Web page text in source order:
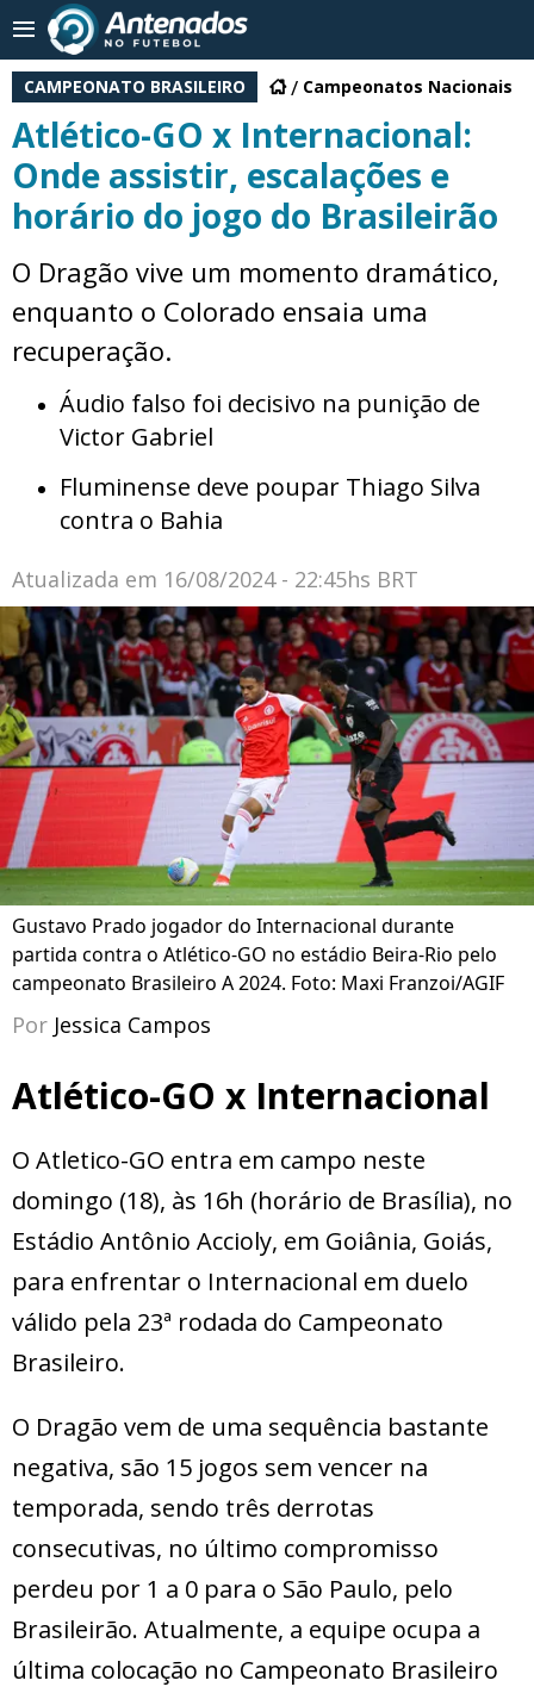
CAMPEONATO BRASILEIRO Campeonatos Nacionais
Atlético-GO x Internacional:
Onde assistir, escalações e
horário do jogo do Brasileirão
O Dragão vive um momento dramático,
enquanto o Colorado ensaia uma
recuperação.
Áudio falso foi decisivo na punição de
Victor Gabriel
Fluminense deve poupar Thiago Silva
contra o Bahia
Atualizada em 16/08/2024 - 22:45hs BRT
Gustavo Prado jogador do Internacional durante
partida contra o Atlético-GO no estádio Beira-Rio pelo
campeonato Brasileiro A 2024. Foto: Maxi Franzoi/AGIF
Por Jessica Campos
Atlético-GO x Internacional
O Atletico-GO entra em campo neste
domingo (18), às 16h (horário de Brasília), no
Estádio Antônio Accioly, em Goiânia, Goiás,
para enfrentar o Internacional em duelo
válido pela 23ª rodada do Campeonato
Brasileiro.
O Dragão vem de uma sequência bastante
negativa, são 15 jogos sem vencer na
temporada, sendo três derrotas
consecutivas, no último compromisso
perdeu por 1 a 0 para o São Paulo, pelo
Brasileirão. Atualmente, a equipe ocupa a
última colocação no Campeonato Brasileiro